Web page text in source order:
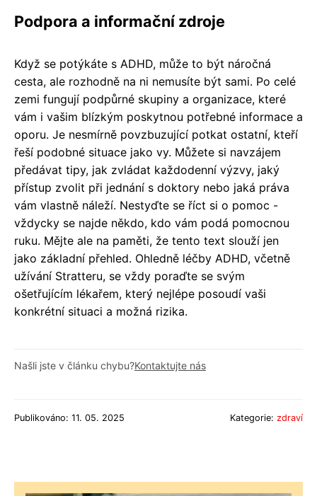
Podpora a informační zdroje
Když se potýkáte s ADHD, může to být náročná
cesta, ale rozhodně na ni nemusíte být sami. Po celé
zemi fungují podpůrné skupiny a organizace, které
vám i vašim blízkým poskytnou potřebné informace a
oporu. Je nesmírně povzbuzující potkat ostatní, kteří
řeší podobné situace jako vy. Můžete si navzájem
předávat tipy, jak zvládat každodenní výzvy, jaký
přístup zvolit při jednání s doktory nebo jaká práva
vám vlastně náleží. Nestyďte se říct si o pomoc -
vždycky se najde někdo, kdo vám podá pomocnou
ruku. Mějte ale na paměti, že tento text slouží jen
jako základní přehled. Ohledně léčby ADHD, včetně
užívání Stratteru, se vždy poraďte se svým
ošetřujícím lékařem, který nejlépe posoudí vaši
konkrétní situaci a možná rizika.
Našli jste v článku chybu?Kontaktujte nás
Publikováno: 11. 05. 2025 Kategorie: zdraví